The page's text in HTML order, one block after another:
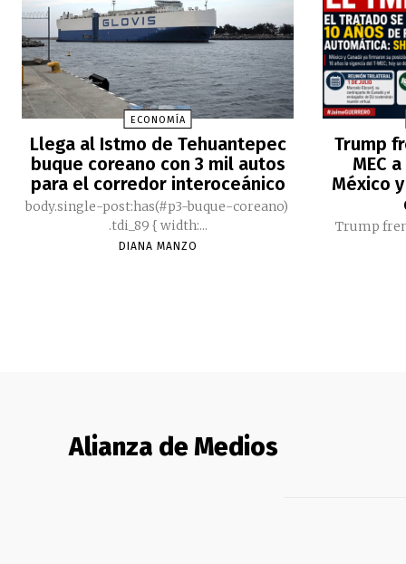
ECONOMÍA
Llega al Istmo de Tehuantepec
buque coreano con 3 mil autos
para el corredor interoceánico
body.single-post:has(#p3-buque-coreano)
.tdi_89 { width:...
DIANA MANZO
Trump
MEC
México
Trump
Alianza de Medios